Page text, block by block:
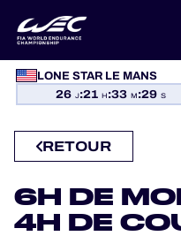
LONE STAR LE MANS
26 J:21 H:33 M:28 S
À PROPOS DU FIA WEC
CALENDRIER
CLASSEMENTS
RETOUR
6H DE
4H DE